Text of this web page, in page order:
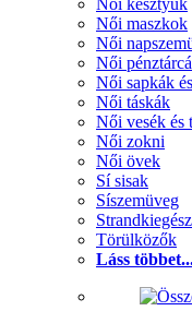
Női kesztyűk
Női maszkok
Női
Női
Női sapkák
Női táskák
Női vesék és
Női zokni
Női övek
Sí sisak
Síszemüveg
Törülközők
Láss